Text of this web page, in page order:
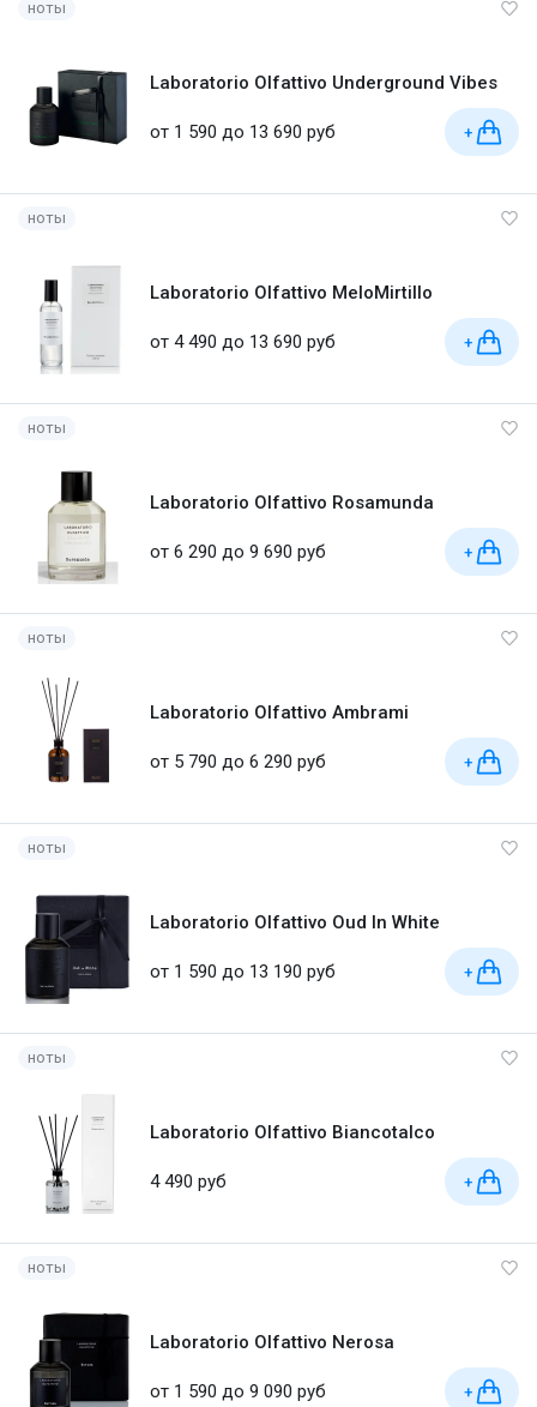
ноты
Laboratorio Olfattivo Underground Vibes
от 1 590 до 13 690 руб +
ноты
Laboratorio Olfattivo MeloMirtillo
от 4 490 до 13 690 руб +
ноты
Laboratorio Olfattivo Rosamunda
от 6 290 до 9 690 руб +
ноты
Laboratorio Olfattivo Ambrami
от 5 790 до 6 290 руб +
ноты
Laboratorio Olfattivo Oud In White
от 1 590 до 13 190 руб +
ноты
Laboratorio Olfattivo Biancotalco
4 490 руб +
ноты
Laboratorio Olfattivo Nerosa
от 1 590 до 9 090 руб +